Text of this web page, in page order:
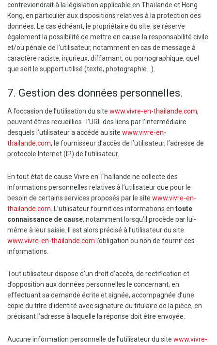
contreviendrait à la législation applicable en Thaïlande et Hong
Kong, en particulier aux dispositions relatives à la protection des
données. Le cas échéant, le propriétaire du site. se réserve
également la possibilité de mettre en cause la responsabilité civile
et/ou pénale de l’utilisateur, notamment en cas de message à
caractère raciste, injurieux, diffamant, ou pornographique, quel
que soit le support utilisé (texte, photographie…).
7. Gestion des données personnelles.
A l’occasion de l’utilisation du site www.vivre-en-thailande.com,
peuvent êtres recueillies : l’URL des liens par l’intermédiaire
desquels l’utilisateur a accédé au site www.vivre-en-
thailande.com, le fournisseur d’accès de l’utilisateur, l’adresse de
protocole Internet (IP) de l’utilisateur.
En tout état de cause Vivre en Thaïlande ne collecte des
informations personnelles relatives à l’utilisateur que pour le
besoin de certains services proposés par le site www.vivre-en-
thailande.com . L’utilisateur fournit ces informations en toute
connaissance de cause, notamment lorsqu’il procède par lui-
même à leur saisie. Il est alors précisé à l’utilisateur du site
www.vivre-en-thailande.com l’obligation ou non de fournir ces
informations.
Tout utilisateur dispose d’un droit d’accès, de rectification et
d’opposition aux données personnelles le concernant, en
effectuant sa demande écrite et signée, accompagnée d’une
copie du titre d’identité avec signature du titulaire de la pièce, en
précisant l’adresse à laquelle la réponse doit être envoyée.
Aucune information personnelle de l’utilisateur du site www.vivre-